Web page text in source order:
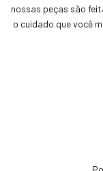
nossas peças são
o cuidado que você